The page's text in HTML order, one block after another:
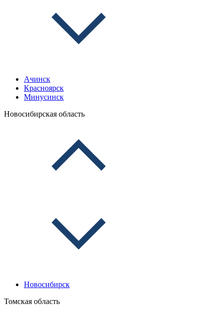
Ачинск
Красноярск
Минусинск
Новосибирская область
Новосибирск
Томская область